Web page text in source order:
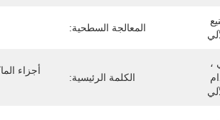
المعالجة السطحية:
الكلمة الرئيسية: